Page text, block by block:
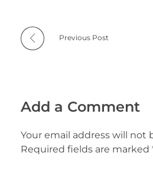
Previous Post
Add a Comment
Your email address will not
Required fields are marked